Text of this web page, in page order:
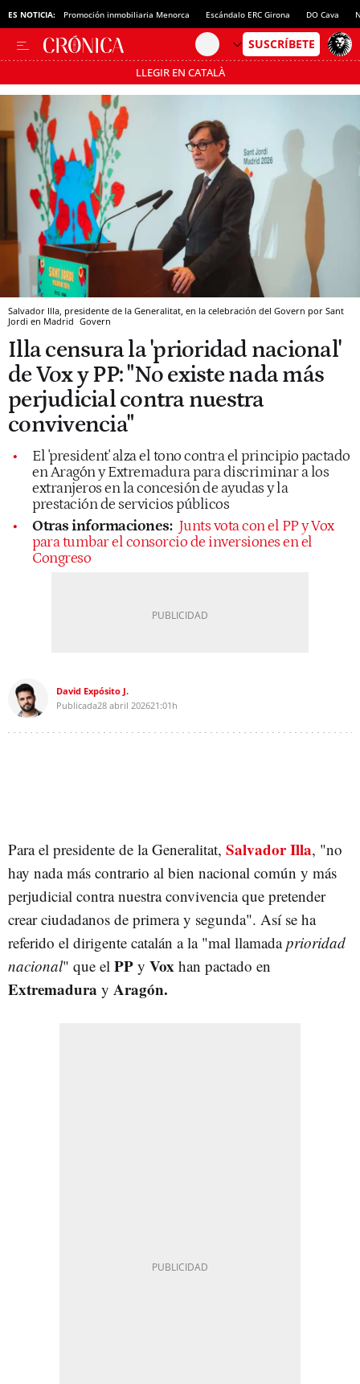
ES NOTICIA: Promoción inmobiliaria Menorca Escándalo ERC Girona DO Cava
LLEGIR EN CATALÀ
Pásate al MODO AHORRO
Salvador Illa, presidente de la Generalitat, en la celebración del Govern por Sant
Jordi en Madrid Govern
Illa censura la 'prioridad nacional'
de Vox y PP: "No existe nada más
perjudicial contra nuestra
convivencia"
El 'president' alza el tono contra el principio pactado
en Aragón y Extremadura para discriminar a los
extranjeros en la concesión de ayudas y la
prestación de servicios públicos
Otras informaciones: Junts vota con el PP y Vox
para tumbar el consorcio de inversiones en el
Congreso
David Expósito J.
Publicada28 abril 202621:01h
Para el presidente de la Generalitat, Salvador Illa, "no
hay nada más contrario al bien nacional común y más
perjudicial contra nuestra convivencia que pretender
crear ciudadanos de primera y segunda". Así se ha
referido el dirigente catalán a la "mal llamadaprioridad
nacional" que el PP y Vox han pactado en
Extremadura y Aragón.